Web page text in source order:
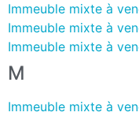
Immeuble mixte à
Immeuble mixte à
Immeuble mixte à
M
Immeuble mixte à